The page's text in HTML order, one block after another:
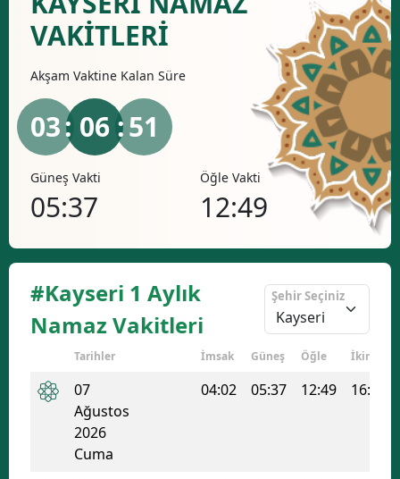
Bilecik
Bursa
Denizli
Diyarbakır
VAKİTLERİ
Akşam Vaktine Kalan Süre
03: 06 :51
Güneş Vakti
05:37
Öğle Vakti
12:49
#Kayseri 1 Aylık
Namaz Vakitleri
Şehir Seçiniz
Tarihler İmsak Güneş Öğle İkindi
07
Ağustos
2026
Cuma
04:02 05:37 12:49 16:38